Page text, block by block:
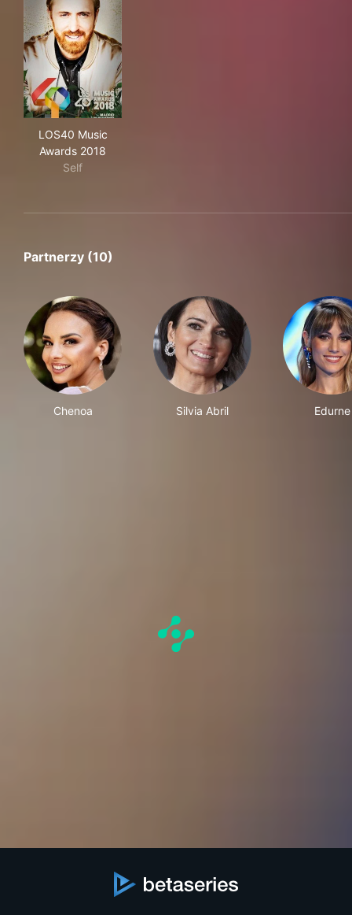
LOS40 Music
Awards 2018
Self
Partnerzy (10)
Chenoa Silvia Abril Edurne